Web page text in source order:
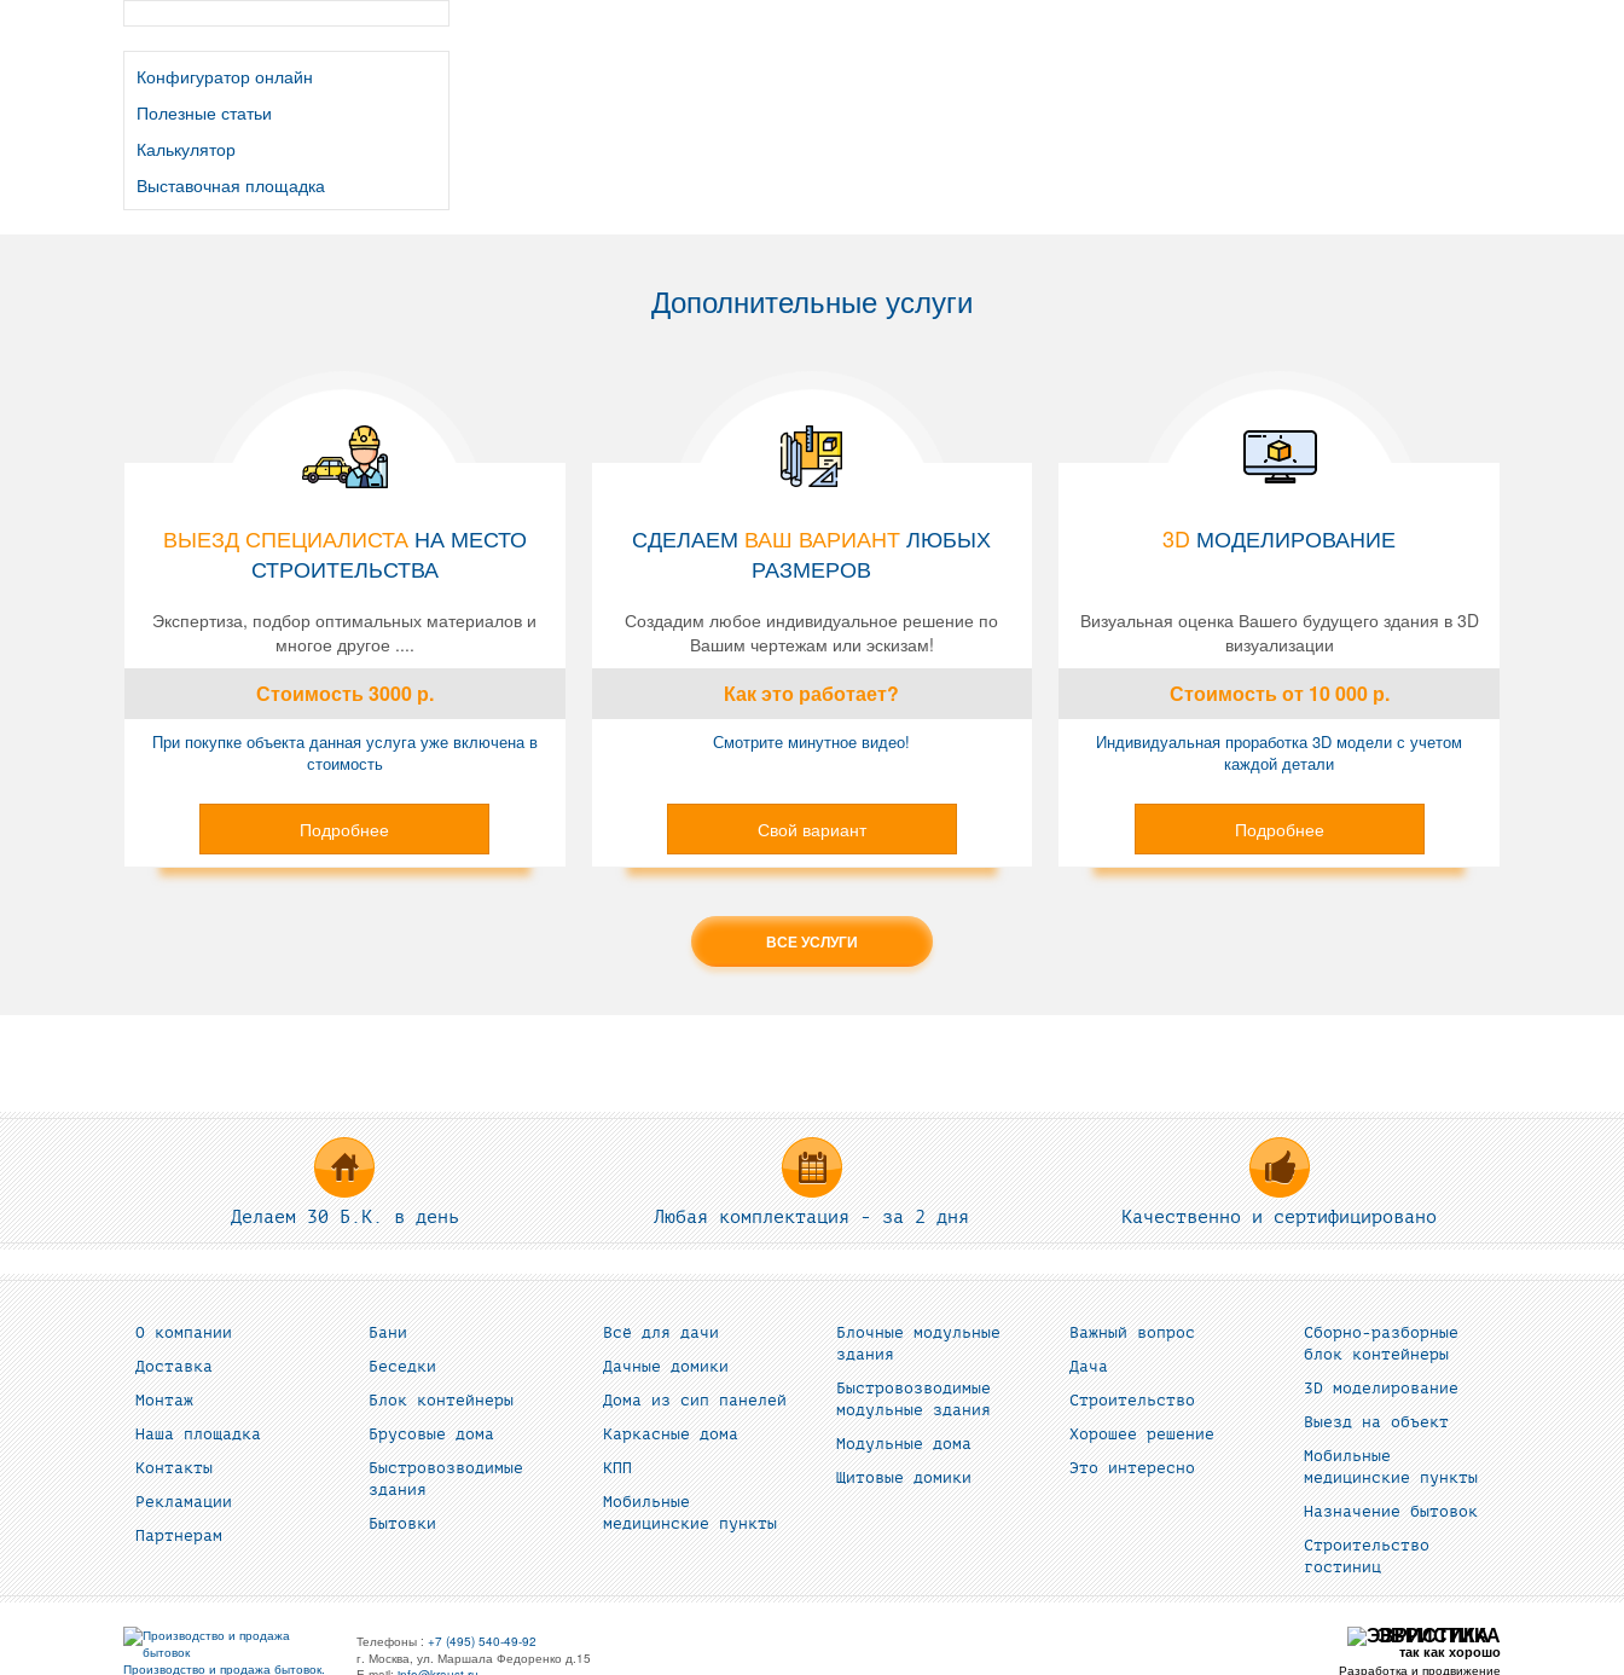
Конфигуратор онлайн
Полезные статьи
Калькулятор
Выставочная площадка
Дополнительные услуги
СДЕЛАЕМ ВАШ ВАРИАНТЛЮБЫХ
РАЗМЕРОВ
Создадим любое индивидуальное решение по
Вашим чертежам или эскизам!
Как это работает?
Смотрите минутное видео!
Свой вариант
ВЫЕЗД СПЕЦИАЛИСТАНА МЕСТО
СТРОИТЕЛЬСТВА
Экспертиза, подбор оптимальных материалов и
многое другое ....
Стоимость3000р.
При покупке объекта данная услуга уже включена в
стоимость
Подробнее
3D МОДЕЛИРОВАНИЕ
Визуальная оценка Вашего будущего здания в 3D
визуализации
Стоимостьот 10 000р.
Индивидуальная проработка 3D модели с учетом
каждой детали
Подробнее
ВСЕ УСЛУГИ
Делаем 30 Б.К. в день Любая комплектация - за 2 дня Качественно и сертифицировано
О компании
Доставка
Монтаж
Наша площадка
Контакты
Рекламации
Партнерам
Бани
Беседки
Блок контейнеры
Брусовые дома
Быстровозводимые
здания
Бытовки
Всё для дачи
Дачные домики
Дома из сип панелей
Каркасные дома
КПП
Мобильные
медицинские пункты
Блочные модульные
здания
Быстровозводимые
модульные здания
Модульные дома
Щитовые домики
Важный вопрос
Дача
Строительство
Хорошее решение
Это интересно
Сборно-разборные
блок контейнеры
3D моделирование
Выезд на объект
Мобильные
медицинские пункты
Назначение бытовок
Строительство
гостиниц
Производство и продажа бытовок.
ЭВРИСТИКА
так как хорошо
Разработка и продвижение
Телефоны :+7 (495) 540-49-92
г. Москва, ул. Маршала Федоренко д.15